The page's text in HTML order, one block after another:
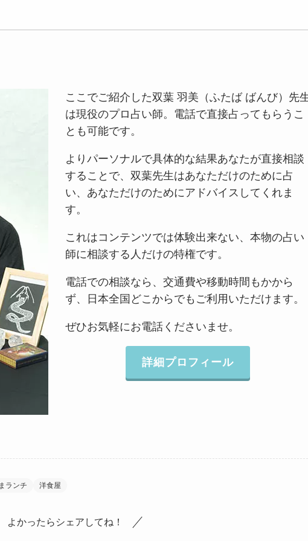
ここでご紹介した双葉 羽美（ふたば ばんび）先
は現役のプロ占い師。電話で直接占ってもらうこ
とも可能です。
よりパーソナルで具体的な結果あなたが直接相談
することで、双葉先生はあなただけのために占
い、あなただけのためにアドバイスしてくれま
す。
これはコンテンツでは体験出来ない、本物の占い
師に相談する人だけの特権です。
電話での相談なら、交通費や移動時間もかから
ず、日本全国どこからでもご利用いただけます。
ぜひお気軽にお電話くださいませ。
詳細プロフィール
ランチ 洋食屋
よかったらシェアしてね！